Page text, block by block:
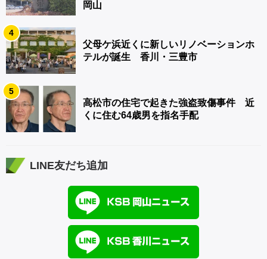
岡山
4
父母ケ浜近くに新しいリノベーションホ
テルが誕生 香川・三豊市
5
高松市の住宅で起きた強盗致傷事件 近
くに住む64歳男を指名手配
LINE友だち追加